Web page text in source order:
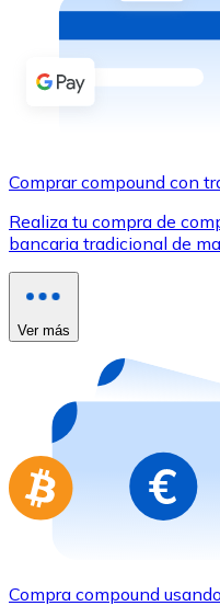
Comprar con
Transferencia SEPA
Utiliza tarjetas Visa
Comprar con tarjeta
Compra tarjetas
Ir a la tienda de
Comprar compound con
Realiza tu compra de
bancaria tradicional de
Ver más
Compra compound